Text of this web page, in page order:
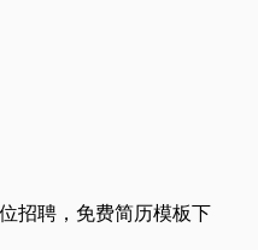
招聘，免费简历模板下